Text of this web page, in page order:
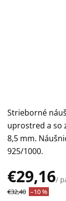
€32,40 –10 %
€29,16/
Jednotková
cena:
Strieborné
uprostred a so
8,5 mm.
925/1000.